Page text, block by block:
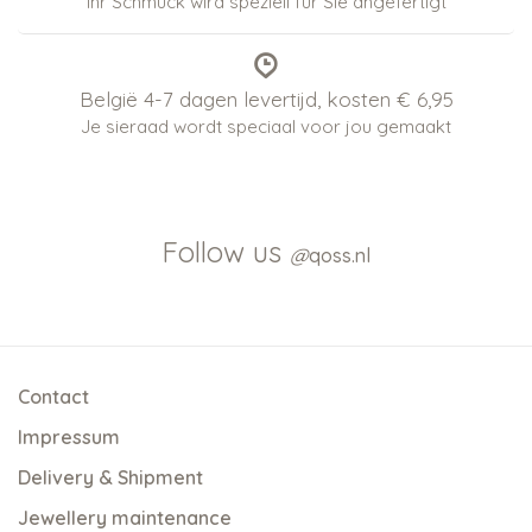
België 4-7 dagen levertijd, kosten € 6,95
Je sieraad wordt speciaal voor jou gemaakt
Follow us @qoss.nl
Contact
Impressum
Delivery & Shipment
Jewellery maintenance